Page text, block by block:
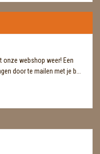
onze webshop weer! Een
door te mailen met je b...